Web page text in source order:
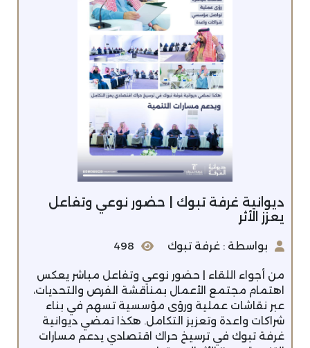
ديوانية غرفة تبوك | حضور نوعي وتفاعل
يعزز الأثر
بواسطة : غرفة تبوك 498
من أجواء اللقاء | حضور نوعي وتفاعل مباشر يعكس
اهتمام مجتمع الأعمال بمناقشة الفرص والتحديات،
عبر نقاشات عملية ورؤى مؤسسية تسهم في بناء
شراكات واعدة وتعزيز التكامل. هكذا تمضي ديوانية
غرفة تبوك في ترسيخ حراك اقتصادي يدعم مسارات